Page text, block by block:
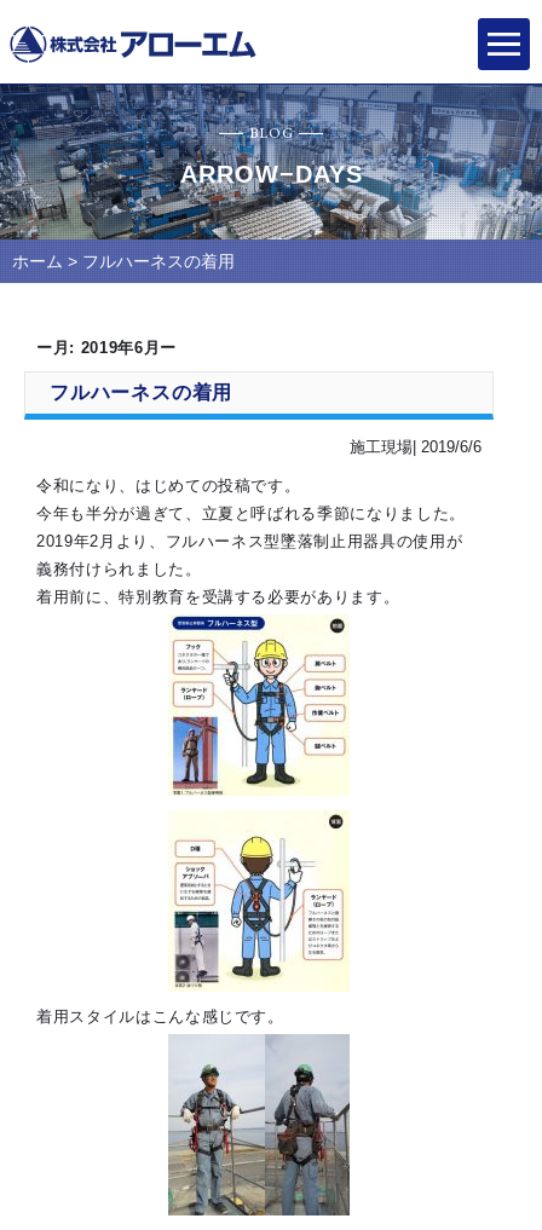
BLOG
ARROW−DAYS
ホーム > フルハーネスの着用
ー月: 2019年6月 ー
フルハーネスの着用
施工現場| 2019/6/6
令和になり、はじめての投稿です。
今年も半分が過ぎて、立夏と呼ばれる季節になりました。
2019年2月より、フルハーネス型墜落制止用器具の使用が
義務付けられました。
着用前に、特別教育を受講する必要があります。
着用スタイルはこんな感じです。